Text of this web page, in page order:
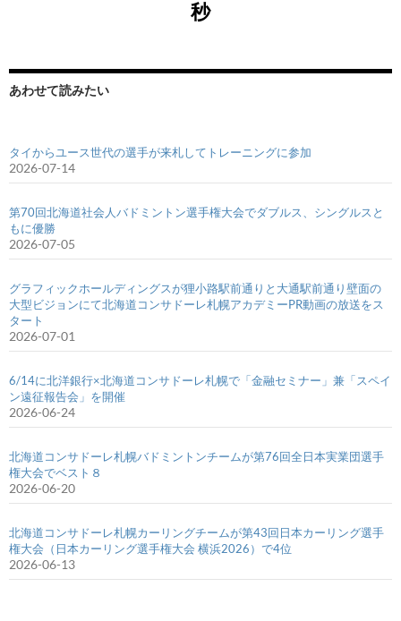
秒
あわせて読みたい
タイからユース世代の選手が来札してトレーニングに参加
2026-07-14
第70回北海道社会人バドミントン選手権大会でダブルス、シングルスと
もに優勝
2026-07-05
グラフィックホールディングスが狸小路駅前通りと大通駅前通り壁面の
大型ビジョンにて北海道コンサドーレ札幌アカデミーPR動画の放送をス
タート
2026-07-01
6/14に北洋銀行×北海道コンサドーレ札幌で「金融セミナー」兼「スペイ
ン遠征報告会」を開催
2026-06-24
北海道コンサドーレ札幌バドミントンチームが第76回全日本実業団選手
権大会でベスト８
2026-06-20
北海道コンサドーレ札幌カーリングチームが第43回日本カーリング選手
権大会（日本カーリング選手権大会 横浜2026）で4位
2026-06-13